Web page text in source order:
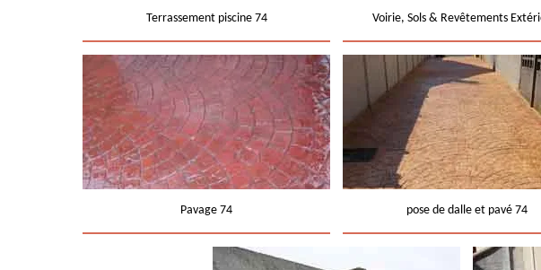
Terrassement piscine 74 Voirie, Sols & Revêtements
Pavage 74 pose de dalle et pavé 74